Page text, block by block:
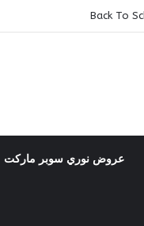
عروض نوري سوبر ماركت